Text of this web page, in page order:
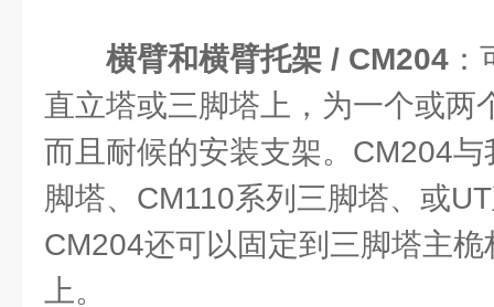
横臂和横臂托架 / CM204
直立塔或三脚塔上，为一个或两
而且耐候的安装支架。CM204
脚塔、CM110系列三脚塔、或
CM204还可以固定到三脚塔主
上。